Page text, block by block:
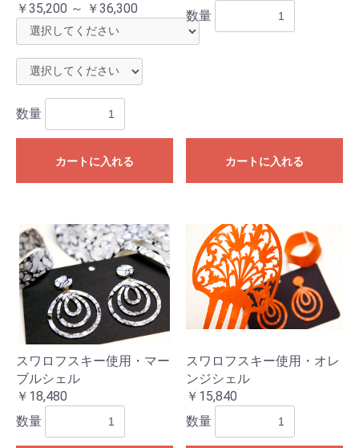
￥35,200 ～ ￥36,300
数量
カートに入れる
数量
カートに入れる
スワロフスキー使用・マー
ブルシェル
￥18,480
数量
スワロフスキー使用・オレ
ンジシェル
￥15,840
数量